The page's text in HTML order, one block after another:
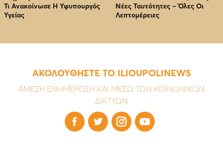
Τι Ανακοίνωσε Η Υφυπουργός
Υγείας
Νέες Ταυτότητες – Όλες Οι
Λεπτομέρειες
ΑΚΟΛΟΥΘΗΣΤΕ ΤΟ ILIOUPOLINEWS
ΑΜΕΣΗ ΕΝΗΜΕΡΩΣΗ ΚΑΙ ΜΕΣΩ ΤΩΝ ΚΟΙΝΩΝΙΚΩΝ
ΔΙΚΤΥΩΝ
   